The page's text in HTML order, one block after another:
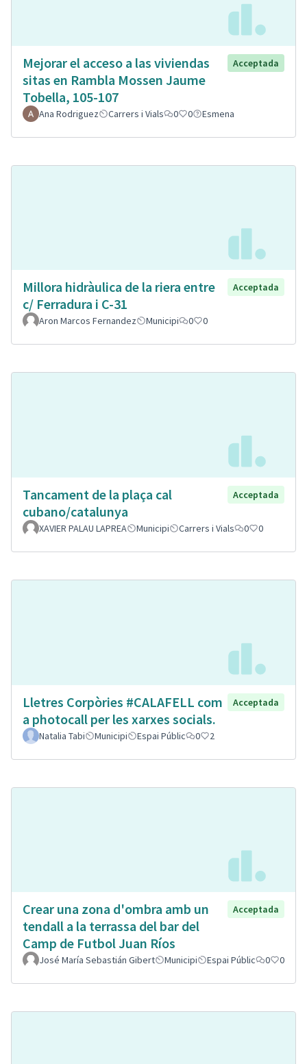
Mejorar el acceso a las viviendas
sitas en Rambla Mossen Jaume
Tobella, 105-107
Acceptada
Ana Rodriguez Carrers i Vials 0 0 Esmena
Millora hidràulica de la riera entre
c/ Ferradura i C-31
Acceptada
Aron Marcos Fernandez Municipi 0 0
Tancament de la plaça cal
cubano/catalunya
Acceptada
XAVIER PALAU LAPREA Municipi Carrers i Vials 0 0
Lletres Corpòries #CALAFELL com
a photocall per les xarxes socials.
Acceptada
Natalia Tabi Municipi Espai Públic 0 2
Crear una zona d'ombra amb un
tendall a la terrassa del bar del
Camp de Futbol Juan Ríos
Acceptada
José María Sebastián Gibert Municipi Espai Públic 0 0